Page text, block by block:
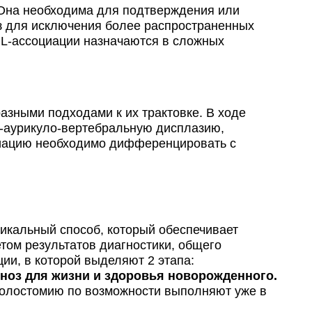
необходима для подтверждения или
для исключения более распространенных
ассоциации назначаются в сложных
подходами к их трактовке. В ходе
вертебральную дисплазию,
необходимо дифференцировать с
способ, который обеспечивает
результатов диагностики, общего
в которой выделяют 2 этапа:
для жизни и здоровья новорожденного.
по возможности выполняют уже в